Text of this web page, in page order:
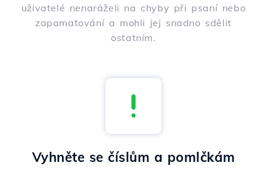
uživatelé nenaráželi na chyby při psaní nebo
zapamatování a mohli jej snadno sdělit
ostatním.
Vyhněte se číslům a pomlčkám